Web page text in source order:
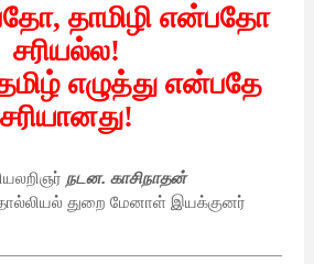
, தாமிழி என்பதோ
சரியல்ல!
எழுத்து என்பதே
சரியானது!
நடன. காசிநாதன்
துறை மேனாள் இயக்குனர்